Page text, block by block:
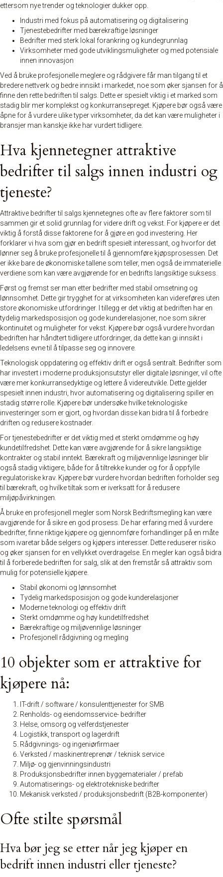
ettersom nye trender og teknologier dukker opp.
Industri med fokus på automatisering og digitalisering
Tjenestebedrifter med bærekraftige løsninger
Bedrifter med sterk lokal forankring og kundegrunnlag
Virksomheter med gode utviklingsmuligheter og med potensiale
innen innovasjon
Ved å bruke profesjonelle meglere og rådgivere får man tilgang til et
bredere nettverk og bedre innsikt i markedet, noe som øker sjansen for å
finne den rette bedriften til salgs. Dette er spesielt viktig i et marked som
stadig blir mer komplekst og konkurransepreget. Kjøpere bør også være
åpne for å vurdere ulike typer virksomheter, da det kan være muligheter i
bransjer man kanskje ikke har vurdert tidligere.
Hva kjennetegner attraktive
bedrifter til salgs innen industri og
tjeneste?
Attraktive bedrifter til salgs kjennetegnes ofte av flere faktorer som til
sammen gir et solid grunnlag for videre drift og vekst. For kjøpere er det
viktig å forstå disse faktorene for å gjøre en god investering. Her
forklarer vi hva som gjør en bedrift spesielt interessant, og hvorfor det
lønner seg å bruke profesjonelle til å gjennomføre kjøpsprosessen. Det
er ikke bare de økonomiske tallene som teller, men også de immaterielle
verdiene som kan være avgjørende for en bedrifts langsiktige suksess.
Først og fremst ser man etter bedrifter med stabil omsetning og
lønnsomhet. Dette gir trygghet for at virksomheten kan videreføres uten
store økonomiske utfordringer. I tillegg er det viktig at bedriften har en
tydelig markedsposisjon og gode kunderelasjoner, noe som sikrer
kontinuitet og muligheter for vekst. Kjøpere bør også vurdere hvordan
bedriften har håndtert tidligere utfordringer, da dette kan gi innsikt i
ledelsens evne til å tilpasse seg og innovere.
Teknologisk oppdatering og effektiv drift er også sentralt. Bedrifter som
har investert i moderne produksjonsutstyr eller digitale løsninger, vil ofte
være mer konkurransedyktige og lettere å videreutvikle. Dette gjelder
spesielt innen industri, hvor automatisering og digitalisering spiller en
stadig større rolle. Kjøpere bør undersøke hvilke teknologiske
investeringer som er gjort, og hvordan disse kan bidra til å forbedre
driften og redusere kostnader.
For tjenestebedrifter er det viktig med et sterkt omdømme og høy
kundetilfredshet. Dette kan være avgjørende for å sikre langsiktige
kontrakter og stabil inntekt. Bærekraft og miljøvennlige løsninger blir
også stadig viktigere, både for å tiltrekke kunder og for å oppfylle
regulatoriske krav. Kjøpere bør vurdere hvordan bedriften forholder seg
til bærekraft, og hvilke tiltak som er iverksatt for å redusere
miljøpåvirkningen.
Å bruke en profesjonell megler som Norsk Bedriftsmegling kan være
avgjørende for å sikre en god prosess. De har erfaring med å vurdere
bedrifter, finne riktige kjøpere og gjennomføre forhandlinger på en måte
som ivaretar både selgers og kjøpers interesser. Dette reduserer risiko
og øker sjansen for en vellykket overdragelse. En megler kan også bidra
til å forberede bedriften for salg, slik at den fremstår så attraktiv som
mulig for potensielle kjøpere.
Stabil økonomi og lønnsomhet
Tydelig markedsposisjon og gode kunderelasjoner
Moderne teknologi og effektiv drift
Sterkt omdømme og høy kundetilfredshet
Bærekraftige og miljøvennlige løsninger
Profesjonell rådgivning og megling
10 objekter som er attraktive for
kjøpere nå:
IT-drift / software / konsulenttjenester for SMB
Renholds- og eiendomsservice- bedrifter
Helse, omsorg og velferdstjenester
Logistikk, transport og lagerdrift
Rådgivnings- og ingeniørfirmaer
Verksted / maskinentreprenør / teknisk service
Miljø- og gjenvinningsindustri
Produksjonsbedrifter innen byggematerialer / prefab
Automatiserings- og elektrotekniske bedrifter
Mekanisk verksted / produksjonsbedrift (B2B-komponenter)
Ofte stilte spørsmål
Hva bør jeg se etter når jeg kjøper en
bedrift innen industri eller tjeneste?